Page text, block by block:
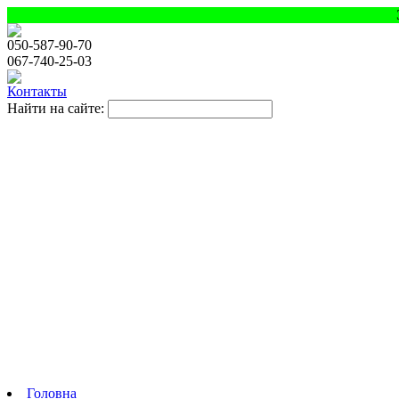
050-587-90-70
067-740-25-03
Контакты
Найти на сайте:
Головна